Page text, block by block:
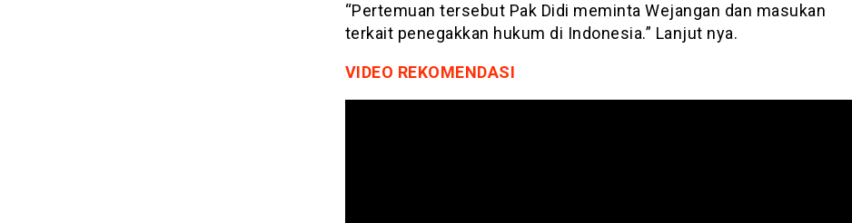
“Pertemuan tersebut Pak Didi meminta Wejangan dan masukan
terkait penegakkan hukum di Indonesia.” Lanjut nya.
VIDEO REKOMENDASI